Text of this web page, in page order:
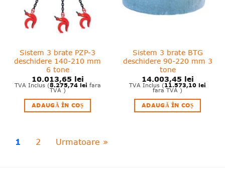
Sistem 3 brate PZP-3
deschidere 140-210 mm
6 tone
10.013,65 lei
TVA Inclus (8.275,74 lei fara
TVA )
ADAUGĂ ÎN COȘ
Sistem 3 brate BTG
deschidere 90-220 mm 3
tone
14.003,45 lei
TVA Inclus (11.573,10 lei
fara TVA )
ADAUGĂ ÎN COȘ
1 2 Urmatoare »